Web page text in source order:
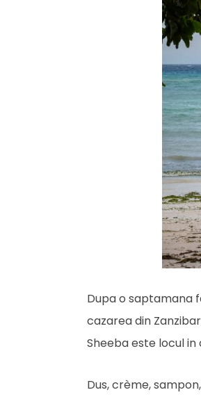
Dupa o saptamana
cazarea din
Sheeba este locul
Dus, crème,